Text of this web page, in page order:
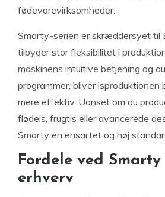
fødevarevirksomheder.
Smarty-serien er skræddersyet til
tilbyder stor fleksibilitet i
maskinens intuitive betjening og
programmer, bliver isproduktionen
mere effektiv. Uanset om du
flødeis, frugtis eller avancerede
Smarty en ensartet og høj
Fordele ved
erhverv